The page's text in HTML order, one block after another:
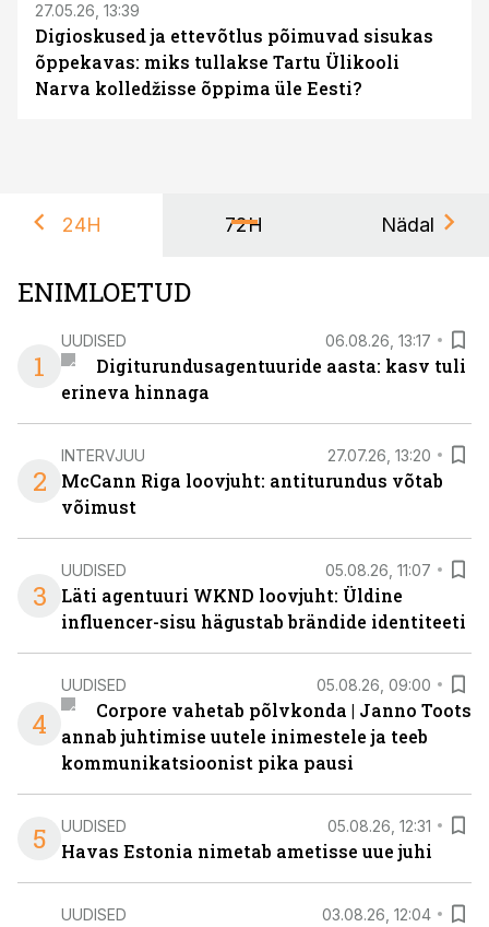
27.05.26, 13:39
Digioskused ja ettevõtlus põimuvad sisukas
õppekavas: miks tullakse Tartu Ülikooli
Narva kolledžisse õppima üle Eesti?
24H 72H Nädal
ENIMLOETUD
1
UUDISED 06.08.26, 13:17
Digiturundusagentuuride aasta: kasv tuli
erineva hinnaga
2
INTERVJUU 27.07.26, 13:20
McCann Riga loovjuht: antiturundus võtab
võimust
3
UUDISED 05.08.26, 11:07
Läti agentuuri WKND loovjuht: Üldine
influencer-sisu hägustab brändide identiteeti
4
UUDISED 05.08.26, 09:00
Corpore vahetab põlvkonda | Janno Toots
annab juhtimise uutele inimestele ja teeb
kommunikatsioonist pika pausi
5 UUDISED 05.08.26, 12:31
Havas Estonia nimetab ametisse uue juhi
UUDISED 03.08.26, 12:04